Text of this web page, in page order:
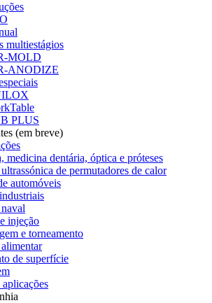
multiestágios
MOLD
ANODIZE
PLUS
(em breve)
medicina dentária, óptica e próteses
de permutadores de calor
automóveis
injeção
e torneamento
de superfície
aplicações